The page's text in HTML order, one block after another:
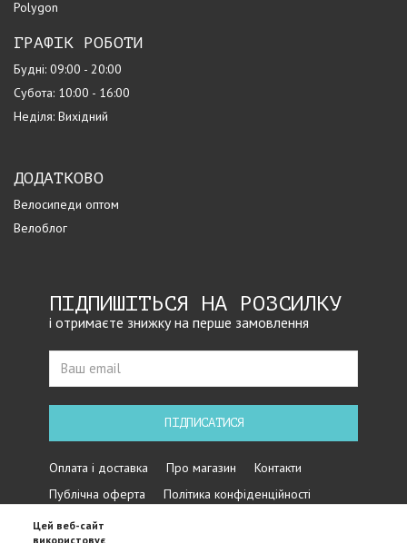
Polygon
ГРАФІК РОБОТИ
Будні: 09:00 - 20:00
Субота: 10:00 - 16:00
Неділя: Вихідний
ДОДАТКОВО
Велосипеди оптом
Велоблог
ПІДПИШІТЬСЯ НА РОЗСИЛКУ
і отримаєте знижку на перше замовлення
ПІДПИСАТИСЯ
Оплата і доставка Про магазин
Контакти
Публічна оферта
Політика конфіденційності
Цей веб-сайт
використовує